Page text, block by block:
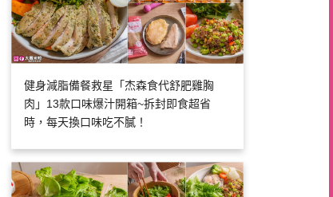
健身減脂備餐救星「杰森食代舒肥雞胸
肉」13款口味爆汁開箱~拆封即食超省
時，每天換口味吃不膩！